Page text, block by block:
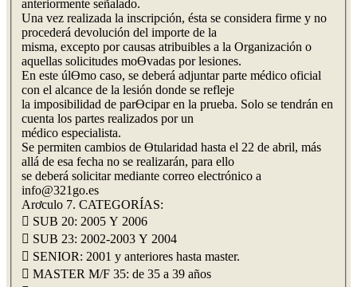
anteriormente señalado.
Una vez realizada la inscripción, ésta se considera firme y no
procederá devolución del importe de la
misma, excepto por causas atribuibles a la Organización o
aquellas solicitudes moƟvadas por lesiones.
En este úlƟmo caso, se deberá adjuntar parte médico oficial
con el alcance de la lesión donde se refleje
la imposibilidad de parƟcipar en la prueba. Solo se tendrán en
cuenta los partes realizados por un
médico especialista.
Se permiten cambios de Ɵtularidad hasta el 22 de abril, más
allá de esa fecha no se realizarán, para ello
se deberá solicitar mediante correo electrónico a
info@321go.es
Arơculo 7. CATEGORÍAS:
 SUB 20: 2005 Y 2006
 SUB 23: 2002-2003 Y 2004
 SENIOR: 2001 y anteriores hasta master.
 MASTER M/F 35: de 35 a 39 años